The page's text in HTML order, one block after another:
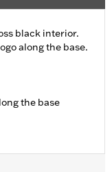
black interior.
along the base.
the base